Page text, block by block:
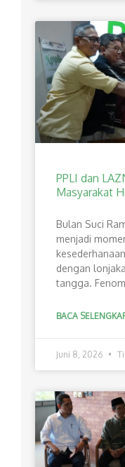
PPLI dan
Masyarakat
Bulan Suci
menjadi
dengan
tangga.
BACA
Juni 8, 2026